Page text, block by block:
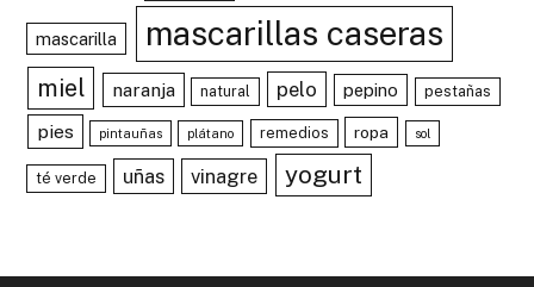
mascarilla mascarillas caseras
miel naranja natural pelo pepino pestañas
pies pintauñas plátano remedios ropa sol
té verde uñas vinagre yogurt